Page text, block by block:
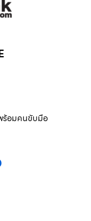
ร้อมคนขับมือ